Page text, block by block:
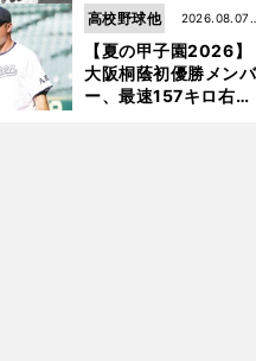
いた石嶺和彦 「サッ
サ」という愛称は松永
浩美がきっかけ？
【夏の甲子園2026】
大阪桐蔭初優勝メンバ
ー、最速157キロ右
2026.08.07更
高校野球他